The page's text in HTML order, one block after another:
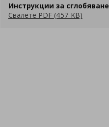
Инструкции за сглобяване
Свалете PDF (457 KB)